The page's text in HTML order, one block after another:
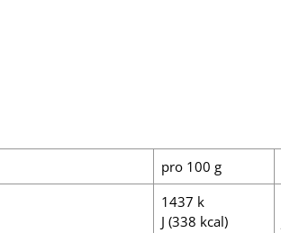
pro 100 g
1437 k
J (338 kcal)